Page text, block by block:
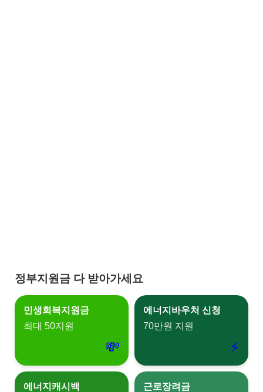
정부지원금 다 받아가세요
민생회복지원금
최대 50지원
💸
에너지바우처 신청
70만원 지원
⚡
에너지캐시백
근로장려금